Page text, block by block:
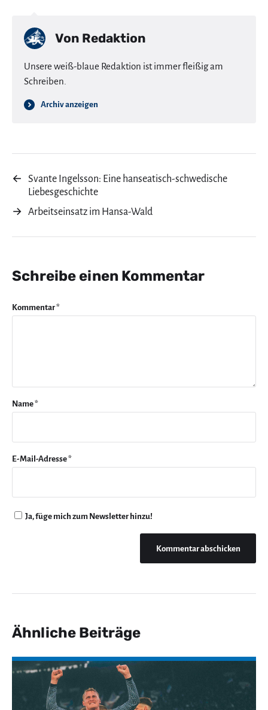
Von Redaktion
Unsere weiß-blaue Redaktion ist immer fleißig am
Schreiben.
Archiv anzeigen
←
Svante Ingelsson: Eine hanseatisch-schwedische
Liebesgeschichte
→
Arbeitseinsatz im Hansa-Wald
Schreibe einen Kommentar
Kommentar*
Name*
E-Mail-Adresse*
Ja, füge mich zum Newsletter hinzu!
Ähnliche Beiträge